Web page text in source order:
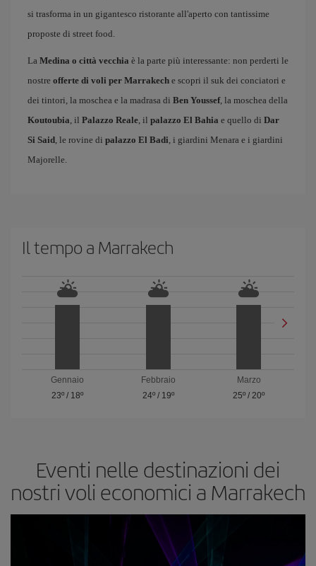
si trasforma in un gigantesco ristorante all'aperto con tantissime
proposte di street food.
La Medina o città vecchia è la parte più interessante: non perderti le
nostre offerte di voli per Marrakech e scopri il suk dei conciatori e
dei tintori, la moschea e la madrasa di Ben Youssef, la moschea della
Koutoubia, il Palazzo Reale, il palazzo El Bahia e quello di Dar
Si Said, le rovine di palazzo El Badi, i giardini Menara e i giardini
Majorelle.
Il tempo a Marrakech
Gennaio
23º/ 18º
Febbraio
24º/ 19º
Marzo
25º /20º
Eventi nelle destinazioni dei
nostri voli economici a Marrakech